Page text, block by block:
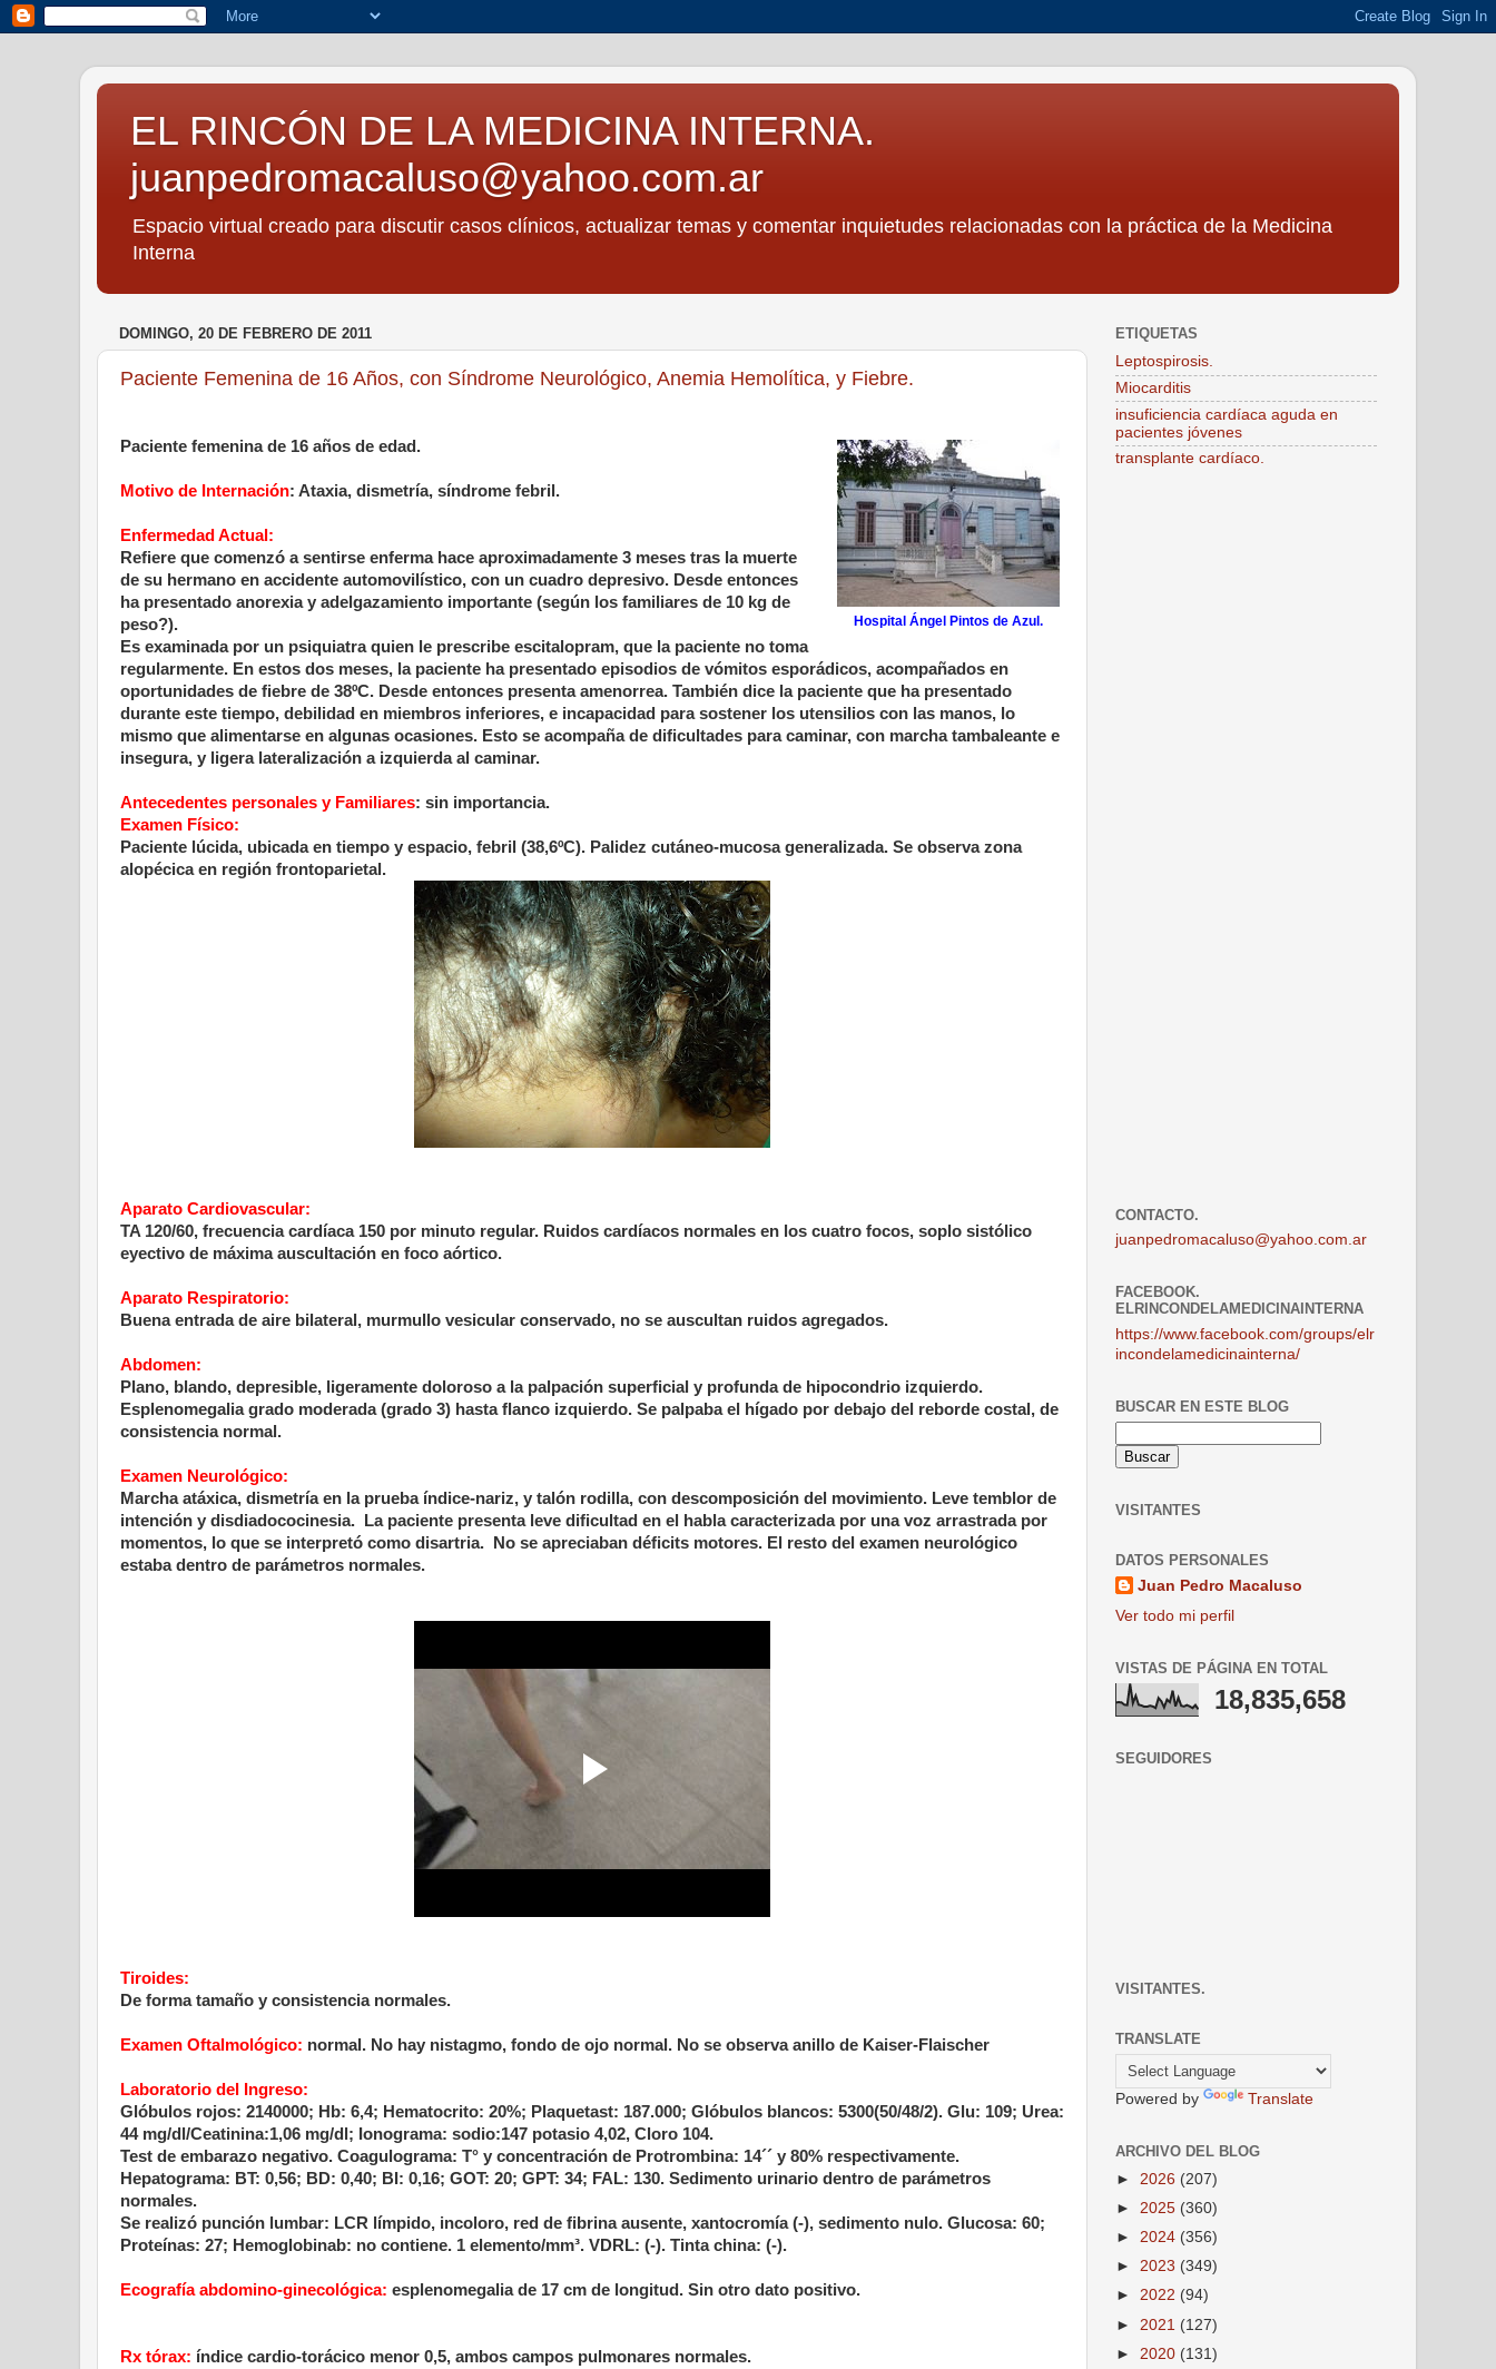
EL RINCÓN DE LA MEDICINA INTERNA.
juanpedromacaluso@yahoo.com.ar
Espacio virtual creado para discutir casos clínicos, actualizar temas y comentar inquietudes relacionadas con la práctica de la Medicina
Interna
DOMINGO, 20 DE FEBRERO DE 2011
Paciente Femenina de 16 Años, con Síndrome Neurológico, Anemia Hemolítica, y Fiebre.
Hospital Ángel Pintos de Azul.
Paciente femenina de 16 años de edad.
Motivo de Internación: Ataxia, dismetría, síndrome febril.
Enfermedad Actual:
Refiere que comenzó a sentirse enferma hace aproximadamente 3 meses tras la muerte
de su hermano en accidente automovilístico, con un cuadro depresivo. Desde entonces
ha presentado anorexia y adelgazamiento importante (según los familiares de 10 kg de
peso?).
Es examinada por un psiquiatra quien le prescribe escitalopram, que la paciente no toma
regularmente. En estos dos meses, la paciente ha presentado episodios de vómitos esporádicos, acompañados en
oportunidades de fiebre de 38ºC. Desde entonces presenta amenorrea. También dice la paciente que ha presentado
durante este tiempo, debilidad en miembros inferiores, e incapacidad para sostener los utensilios con las manos, lo
mismo que alimentarse en algunas ocasiones. Esto se acompaña de dificultades para caminar, con marcha tambaleante e
insegura, y ligera lateralización a izquierda al caminar.
Antecedentes personales y Familiares: sin importancia.
Examen Físico:
Paciente lúcida, ubicada en tiempo y espacio, febril (38,6ºC). Palidez cutáneo-mucosa generalizada. Se observa zona
alopécica en región frontoparietal.
Aparato Cardiovascular:
TA 120/60, frecuencia cardíaca 150 por minuto regular. Ruidos cardíacos normales en los cuatro focos, soplo sistólico
eyectivo de máxima auscultación en foco aórtico.
Aparato Respiratorio:
Buena entrada de aire bilateral, murmullo vesicular conservado, no se auscultan ruidos agregados.
Abdomen:
Plano, blando, depresible, ligeramente doloroso a la palpación superficial y profunda de hipocondrio izquierdo.
Esplenomegalia grado moderada (grado 3) hasta flanco izquierdo. Se palpaba el hígado por debajo del reborde costal, de
consistencia normal.
Examen Neurológico:
Marcha atáxica, dismetría en la prueba índice-nariz, y talón rodilla, con descomposición del movimiento. Leve temblor de
intención y disdiadococinesia. La paciente presenta leve dificultad en el habla caracterizada por una voz arrastrada por
momentos, lo que se interpretó como disartria. No se apreciaban déficits motores. El resto del examen neurológico
estaba dentro de parámetros normales.
Tiroides:
De forma tamaño y consistencia normales.
Examen Oftalmológico: normal. No hay nistagmo, fondo de ojo normal. No se observa anillo de Kaiser-Flaischer
Laboratorio del Ingreso:
Glóbulos rojos: 2140000; Hb: 6,4; Hematocrito: 20%; Plaquetast: 187.000; Glóbulos blancos: 5300(50/48/2). Glu: 109; Urea:
44 mg/dl/Ceatinina:1,06 mg/dl; Ionograma: sodio:147 potasio 4,02, Cloro 104.
Test de embarazo negativo. Coagulograma: T° y concentración de Protrombina: 14´´ y 80% respectivamente.
Hepatograma: BT: 0,56; BD: 0,40; BI: 0,16; GOT: 20; GPT: 34; FAL: 130. Sedimento urinario dentro de parámetros
normales.
Se realizó punción lumbar: LCR límpido, incoloro, red de fibrina ausente, xantocromía (-), sedimento nulo. Glucosa: 60;
Proteínas: 27; Hemoglobinab: no contiene. 1 elemento/mm³. VDRL: (-). Tinta china: (-).
Ecografía abdomino-ginecológica: esplenomegalia de 17 cm de longitud. Sin otro dato positivo.
Rx tórax: índice cardio-torácico menor 0,5, ambos campos pulmonares normales.
ETIQUETAS
Leptospirosis.
Miocarditis
insuficiencia cardíaca aguda en
pacientes jóvenes
transplante cardíaco.
CONTACTO.
juanpedromacaluso@yahoo.com.ar
FACEBOOK.
ELRINCONDELAMEDICINAINTERNA
https://www.facebook.com/groups/elr
incondelamedicinainterna/
BUSCAR EN ESTE BLOG
VISITANTES
DATOS PERSONALES
Juan Pedro Macaluso
Ver todo mi perfil
VISTAS DE PÁGINA EN TOTAL
18,835,658
SEGUIDORES
VISITANTES.
TRANSLATE
Powered by Translate
ARCHIVO DEL BLOG
► 2026 (207)
► 2025 (360)
► 2024 (356)
► 2023 (349)
► 2022 (94)
► 2021 (127)
► 2020 (131)